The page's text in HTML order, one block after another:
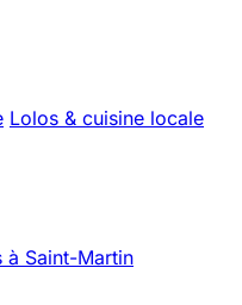
Lolos & cuisine locale
à Saint-Martin